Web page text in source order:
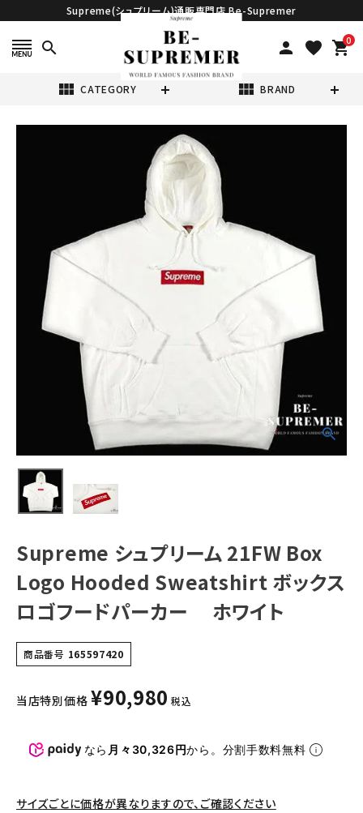
Supreme(シュプリーム)通販専門店 Be-Supremer
search person favorite 0
shopping_cart
view_module CATEGORY view_module BRAND
Supreme シュプ
リーム 21FW
(税込)
Tシャツ・ロングスリーブ
パーカー・トレーナー
キャップ・ハット
ニット帽・ビーニー
その他バッグ類
スニーカー・ブーツ
COLLABORATION BRAND
Supreme シュプリーム 21FW Box
Logo Hooded Sweatshirt ボックス
ロゴフードパーカー ホワイト
商品番号 165597420
当店特別価格 ¥90,980 税込
なら 月々30,326円から。分割手数料無料
サイズごとに価格が異なりますので、ご確認ください